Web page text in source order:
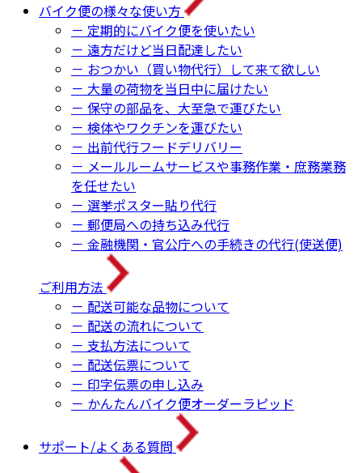
バイク便の様々な使い方
－ 定期的にバイク便を使いたい
－ 遠方だけど当日配達したい
－ おつかい（買い物代行）して来て欲しい
－ 大量の荷物を当日中に届けたい
－ 保守の部品を、大至急で運びたい
－ 検体やワクチンを運びたい
－ 出前代行フードデリバリー
－ メールルームサービスや事務作業・庶務業務
を任せたい
－ 選挙ポスター貼り代行
－ 郵便局への持ち込み代行
－ 金融機関・官公庁への手続きの代行(使送便)
ご利用方法
－ 配送可能な品物について
－ 配送の流れについて
－ 支払方法について
－ 配送伝票について
－ 印字伝票の申し込み
－ かんたんバイク便オーダーラピッド
サポート/よくある質問